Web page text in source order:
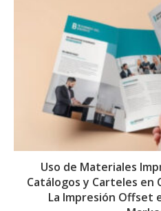
Uso de Materiales
Catálogos y Carteles en
La Impresión Offset